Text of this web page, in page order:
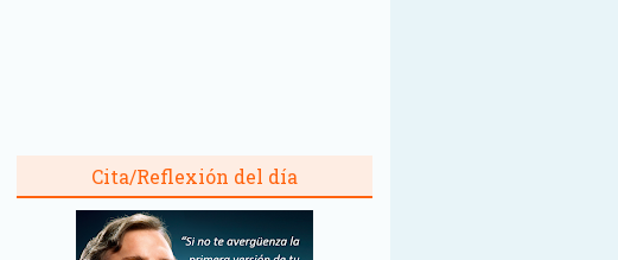
Cita/Reflexión del día